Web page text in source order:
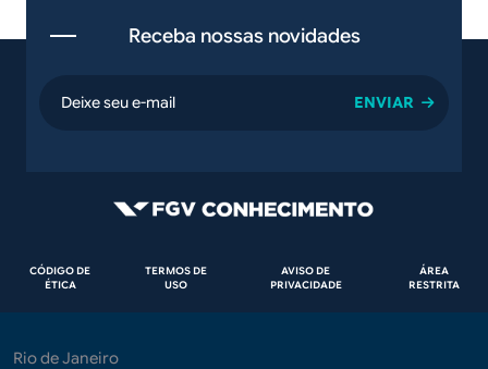
Receba nossas novidades
email
Rodapé
CÓDIGO DE
ÉTICA
TERMOS DE
USO
AVISO DE
PRIVACIDADE
ÁREA
RESTRITA
Rio de Janeiro